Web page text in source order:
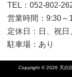
TEL：052-802-
営業時間：9:30～
定休日：日、祝日
駐車場：あり
Copyright © 2026 天白